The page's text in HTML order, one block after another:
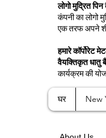
लोगो मुद्रित
कंपनी का लोगो
एक तरफ अपने
हमारे कॉर्पोरेट
वैयक्तिकृत धातु
कार्यक्रम की
घर New